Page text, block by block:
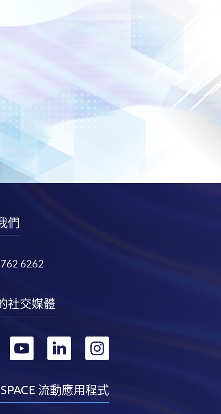
們
6262
社交媒體
轉
youtube
轉
linkedin
轉
instagram
流動應用程式